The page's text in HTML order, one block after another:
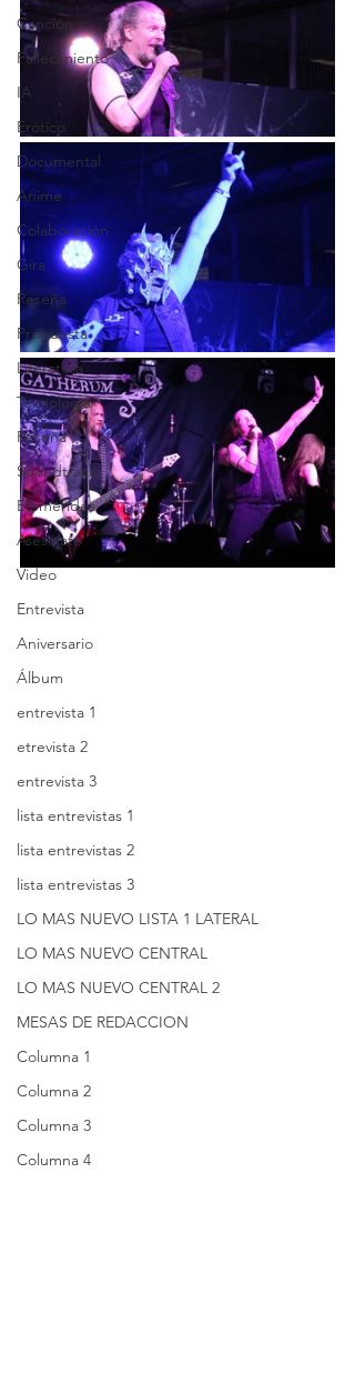
Canción
Fallecimiento
IA
Erótico
Documental
Anime
Colaboración
Gira
Reseña
Propuesta
Literatura
Tecnología
Reseña
Soundtrack
Efemérides
Asesinato
Video
Entrevista
Aniversario
Álbum
entrevista 1
etrevista 2
entrevista 3
lista entrevistas 1
lista entrevistas 2
lista entrevistas 3
LO MAS NUEVO LISTA 1 LATERAL
LO MAS NUEVO CENTRAL
LO MAS NUEVO CENTRAL 2
MESAS DE REDACCION
Columna 1
Columna 2
Columna 3
Columna 4